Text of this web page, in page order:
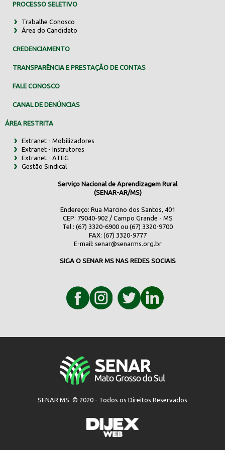
PROCESSO SELETIVO
Trabalhe Conosco
Área do Candidato
CREDENCIAMENTO
TRANSPARÊNCIA E PRESTAÇÃO DE CONTAS
FALE CONOSCO
CANAL DE DENÚNCIAS
ÁREA RESTRITA
Extranet - Mobilizadores
Extranet - Instrutores
Extranet - ATEG
Gestão Sindical
Serviço Nacional de Aprendizagem Rural
(SENAR-AR/MS)
Endereço: Rua Marcino dos Santos, 401
CEP: 79040-902 / Campo Grande - MS
Tel.: (67) 3320-6900 ou (67) 3320-9700
FAX: (67) 3320-9777
E-mail: senar@senarms.org.br
SIGA O SENAR MS NAS REDES SOCIAIS
SENAR MS © 2020 - Todos os Direitos Reservados